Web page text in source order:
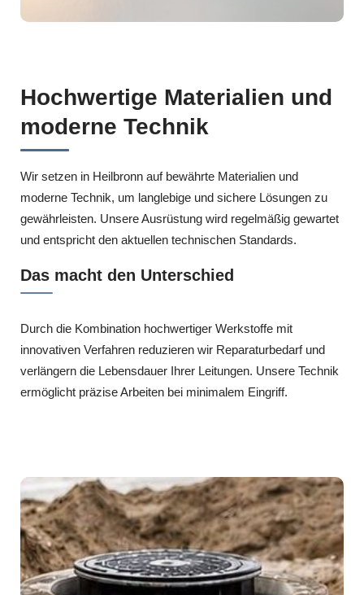
Hochwertige Materialien und
moderne Technik
Wir setzen in Heilbronn auf bewährte Materialien und
moderne Technik, um langlebige und sichere Lösungen zu
gewährleisten. Unsere Ausrüstung wird regelmäßig gewartet
und entspricht den aktuellen technischen Standards.
Das macht den Unterschied
Durch die Kombination hochwertiger Werkstoffe mit
innovativen Verfahren reduzieren wir Reparaturbedarf und
verlängern die Lebensdauer Ihrer Leitungen. Unsere Technik
ermöglicht präzise Arbeiten bei minimalem Eingriff.